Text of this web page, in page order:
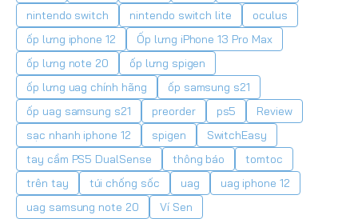
nintendo switch
nintendo switch lite
oculus
ốp lưng iphone 12
Ốp lưng iPhone 13 Pro Max
ốp lưng note 20
ốp lưng spigen
ốp lưng uag chính hãng
ốp samsung s21
ốp uag samsung s21
preorder ps5
Review
sạc nhanh iphone 12
spigen
SwitchEasy
tay cầm PS5 DualSense
thông báo
tomtoc
trên tay
túi chống sốc uag
uag iphone 12
uag samsung note 20
Ví Sen